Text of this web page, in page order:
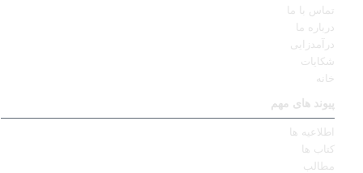
تماس با ما
درباره ما
درآمدزایی
شکایات
خانه
پیوند های مهم
اطلاعیه ها
کتاب ها
مطالب